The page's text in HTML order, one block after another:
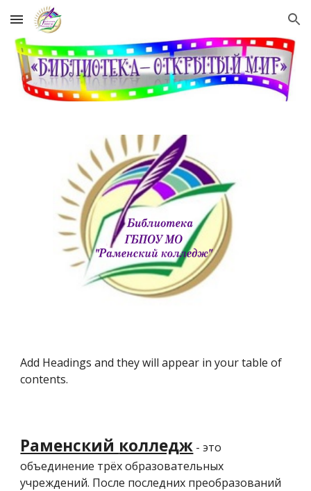
Skip to main content Skip to navigation
Add Headings and they will appear in your table of
contents.
Раменский колледж - это
объединение трёх образовательных
учреждений. После последних преобразований